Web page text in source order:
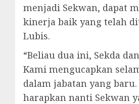
menjadi Sekwan, dapat
kinerja baik yang telah
Lubis.
“Beliau dua ini, Sekda
Kami mengucapkan
dalam jabatan yang
harapkan nanti Sekwan